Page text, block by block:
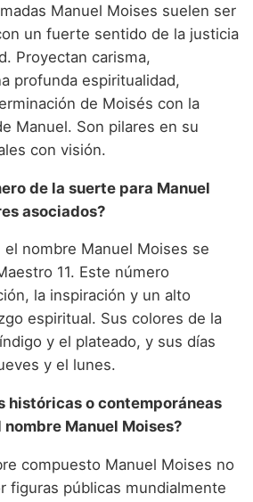
Manuel Moises suelen ser
un fuerte sentido de la justicia
Proyectan carisma,
profunda espiritualidad,
de Moisés con la
Manuel. Son pilares en su
con visión.
de la suerte para Manuel
asociados?
el nombre Manuel Moises se
11. Este número
la inspiración y un alto
espiritual. Sus colores de la
y el plateado, y sus días
y el lunes.
históricas o contemporáneas
Manuel Moises?
compuesto Manuel Moises no
figuras públicas mundialmente